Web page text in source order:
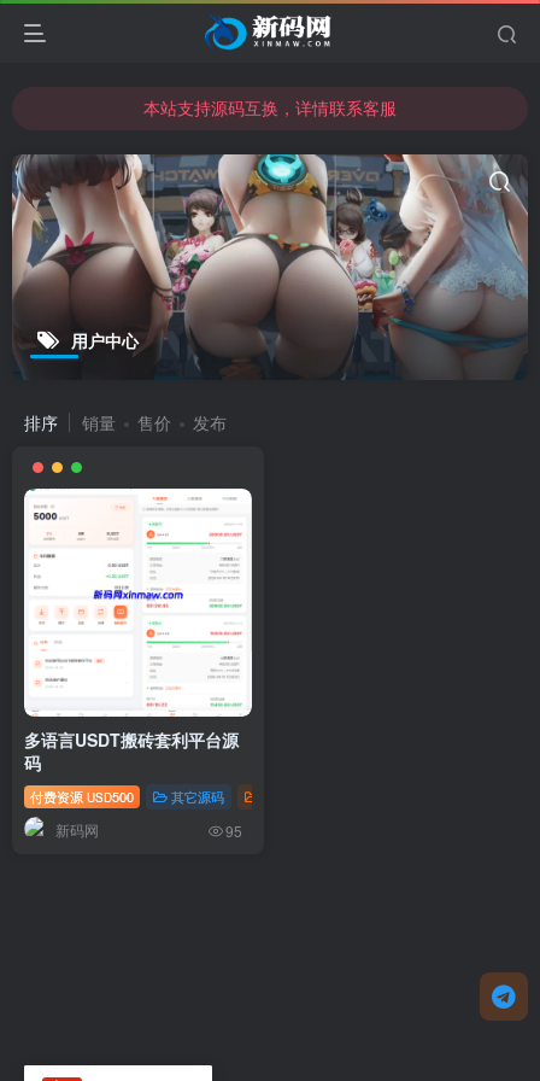
本站支持源码互换，详情联系客服
本站支持源码互换，详情联系客服
用户中心
排序 销量 售价 发布
多语言USDT搬砖套利平台源
码
付费资源 USD500 其它源码
新码网 95